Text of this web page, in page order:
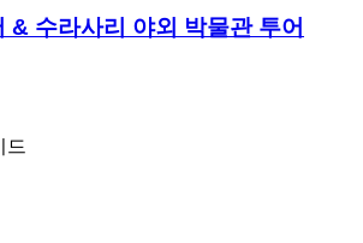
& 수라사리 야외 박물관 투어
드